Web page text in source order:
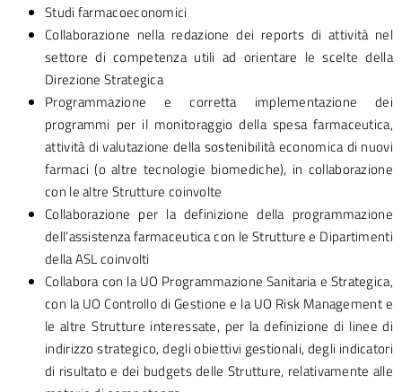
Studi farmacoeconomici
Collaborazione nella redazione dei reports di attività nel
settore di competenza utili ad orientare le scelte della
Direzione Strategica
Programmazione e corretta implementazione dei
programmi per il monitoraggio della spesa farmaceutica,
attività di valutazione della sostenibilità economica di nuovi
farmaci (o altre tecnologie biomediche), in collaborazione
con le altre Strutture coinvolte
Collaborazione per la definizione della programmazione
dell’assistenza farmaceutica con le Strutture e Dipartimenti
della ASL coinvolti
Collabora con la UO Programmazione Sanitaria e Strategica,
con la UO Controllo di Gestione e la UO Risk Management e
le altre Strutture interessate, per la definizione di linee di
indirizzo strategico, degli obiettivi gestionali, degli indicatori
di risultato e dei budgets delle Strutture, relativamente alle